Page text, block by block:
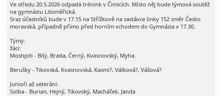
Ve středu 20.5.2026 odpadá trénink v Čimicích. Místo něj bude týmová soutěž
na gymnáziu Litoměřická.
Sraz účastníků bude v 17.15 na Střížkově na zastávce linky 152 směr Česko
moravská, případně přímo před horním vchodem do Gymnázia v 17.30.
Týmy:
žáci:
Moshpiti - Bílý, Brada, Černý, Kvasnovský, Myha.
Berušky - Tikovská, Kvasnovská, Kasmi?, Válková?, Vášová?
Junioři až veteráni:
Solba - Burian, Hejný, Tikovský, Macháček, Janda